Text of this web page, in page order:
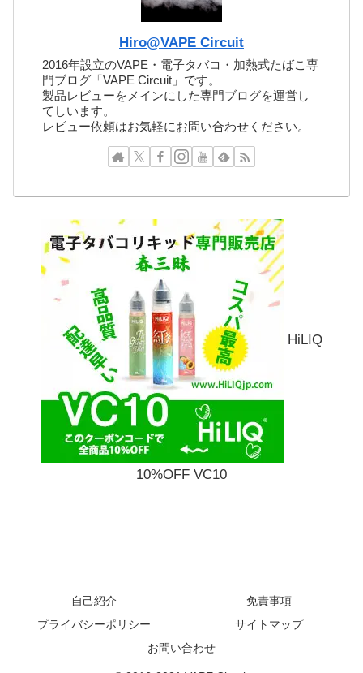
Hiro@VAPE Circuit
2016年設立のVAPE・電子タバコ・加熱式たばこ専
門ブログ「VAPE Circuit」です。
製品レビューをメインにした専門ブログを運営し
てしいます。
レビュー依頼はお気軽にお問い合わせください。
HiLIQ
10%OFF VC10
自己紹介
免責事項
プライバシーポリシー
サイトマップ
お問い合わせ